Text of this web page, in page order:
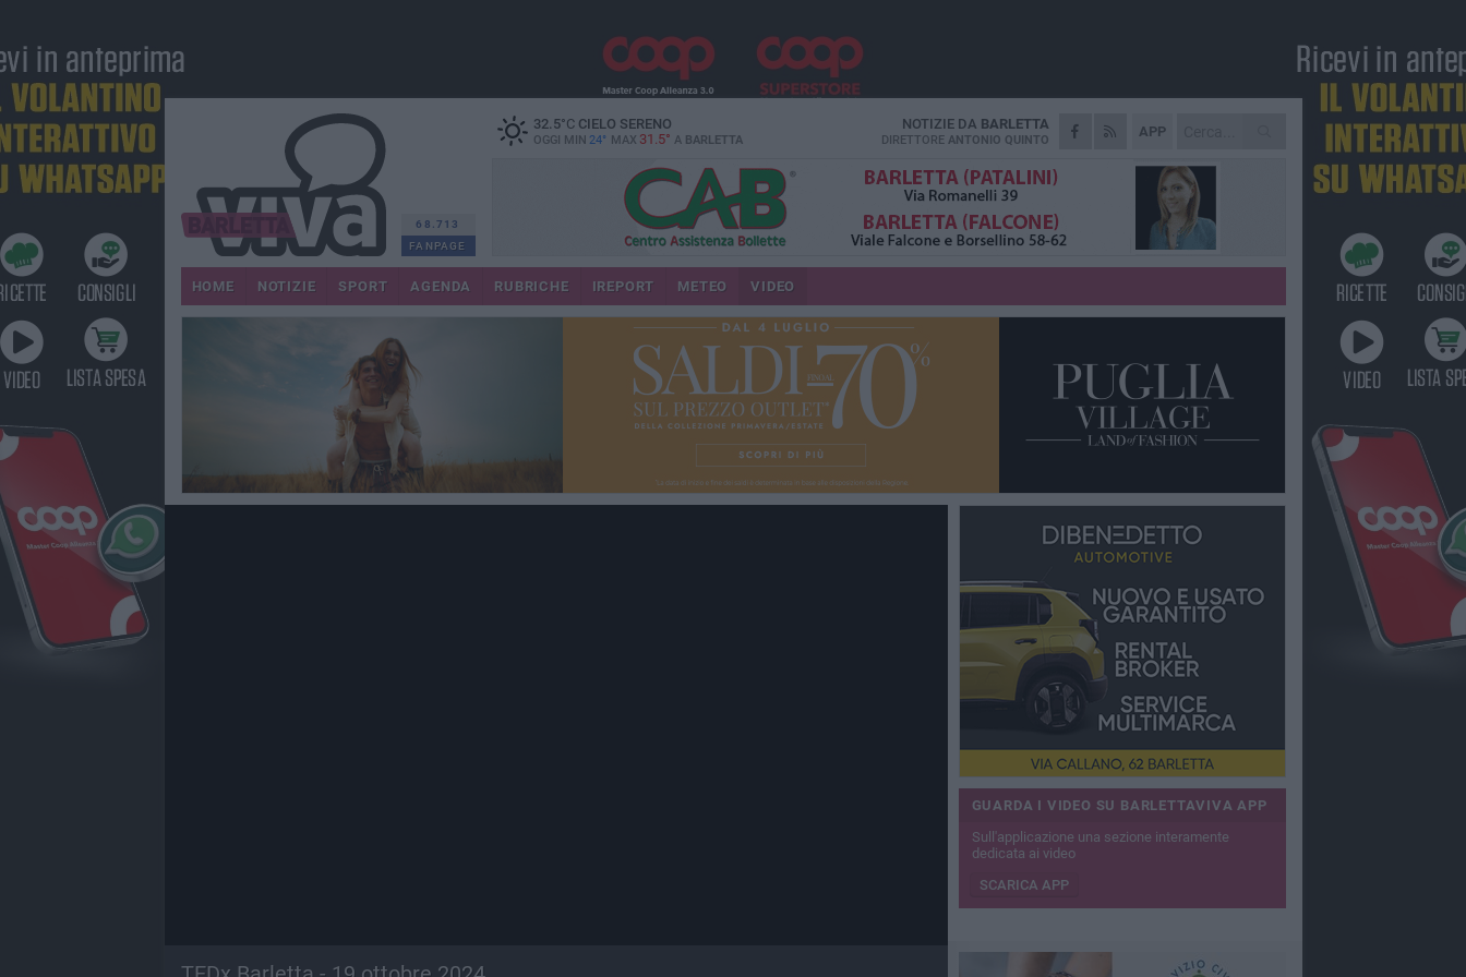
68.713
FANPAGE
32.5°CCIELO SERENO
OGGI MIN 24° MAX 31.5° A BARLETTA
APP
NOTIZIE DA BARLETTA
DIRETTORE ANTONIO QUINTO
HOME NOTIZIE SPORT AGENDA RUBRICHE IREPORT METEO VIDEO
GUARDA I VIDEO SU BARLETTAVIVA APP
Sull'applicazione una sezione interamente
dedicata ai video
SCARICA APP